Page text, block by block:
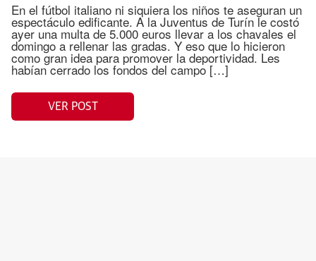
En el fútbol italiano ni siquiera los niños te aseguran un
espectáculo edificante. A la Juventus de Turín le costó
ayer una multa de 5.000 euros llevar a los chavales el
domingo a rellenar las gradas. Y eso que lo hicieron
como gran idea para promover la deportividad. Les
habían cerrado los fondos del campo […]
VER POST